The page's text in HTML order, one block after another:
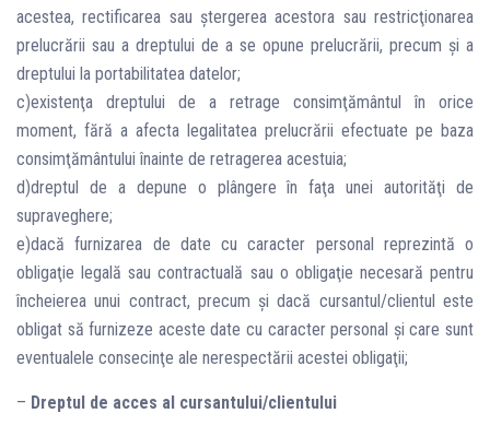
acestea, rectificarea sau ştergerea acestora sau restricţionarea
prelucrării sau a dreptului de a se opune prelucrării, precum şi a
dreptului la portabilitatea datelor;
c)existenţa dreptului de a retrage consimţământul în orice
moment, fără a afecta legalitatea prelucrării efectuate pe baza
consimţământului înainte de retragerea acestuia;
d)dreptul de a depune o plângere în faţa unei autorităţi de
supraveghere;
e)dacă furnizarea de date cu caracter personal reprezintă o
obligaţie legală sau contractuală sau o obligaţie necesară pentru
încheierea unui contract, precum şi dacă cursantul/clientul este
obligat să furnizeze aceste date cu caracter personal şi care sunt
eventualele consecinţe ale nerespectării acestei obligaţii;
– Dreptul de acces al cursantului/clientului